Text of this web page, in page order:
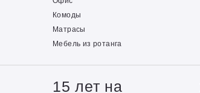
Комоды
Матрасы
Мебель из ротанга
15 лет на